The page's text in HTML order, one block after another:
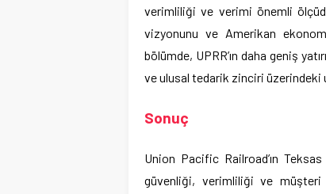
verimliliği ve verimi önemli
vizyonunu ve Amerikan
bölümde, UPRR’ın daha geniş
ve ulusal tedarik zinciri üzerindeki
Sonuç
Union Pacific Railroad’ın Teksas
güvenliği, verimliliği ve